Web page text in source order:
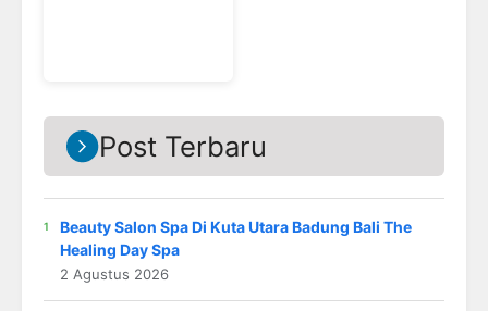
Post Terbaru
Beauty Salon Spa Di Kuta Utara Badung Bali The
Healing Day Spa
2 Agustus 2026